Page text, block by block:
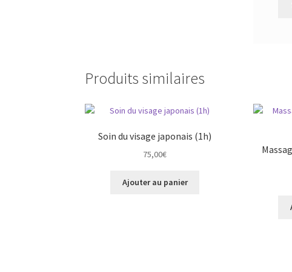
Produits similaires
Soin du visage japonais (1h)
75,00€
Ajouter au panier